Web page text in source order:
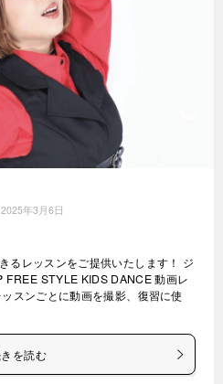
2025年3月6日
るレッスンをご提供いたします！ ジ
FREE STYLE KIDS DANCE 動画レ
スンごとに動画を撮影、復習に使
を読む